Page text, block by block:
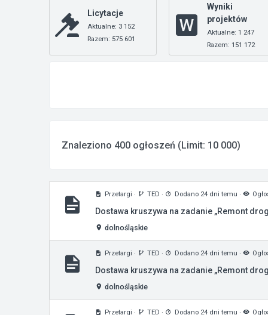
Licytacje
Aktualne: 3 152
Razem: 575 601
Wyniki
projektów
Aktualne: 1 247
Razem: 151 172
Znaleziono 400 ogłoszeń (Limit: 10 000)
Przetargi · TED · Dodano 24 dni temu ·
Dostawa kruszywa na zadanie „Remont
dolnośląskie
Przetargi · TED · Dodano 24 dni temu ·
Dostawa kruszywa na zadanie „Remont
dolnośląskie
Przetargi · TED · Dodano 24 dni temu ·